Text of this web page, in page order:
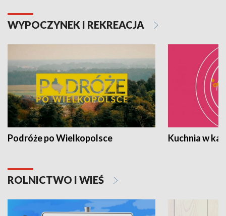
WYPOCZYNEK I REKREACJA
Podróże po Wielkopolsce Kuchnia w
ROLNICTWO I WIEŚ